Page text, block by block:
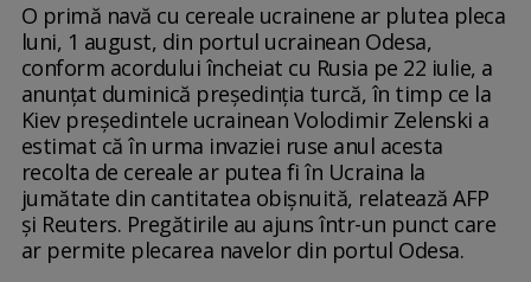
O primă navă cu cereale ucrainene ar plutea pleca
luni, 1 august, din portul ucrainean Odesa,
conform acordului încheiat cu Rusia pe 22 iulie, a
anunţat duminică preşedinţia turcă, în timp ce la
Kiev preşedintele ucrainean Volodimir Zelenski a
estimat că în urma invaziei ruse anul acesta
recolta de cereale ar putea fi în Ucraina la
jumătate din cantitatea obişnuită, relatează AFP
şi Reuters. Pregătirile au ajuns într-un punct care
ar permite plecarea navelor din portul Odesa.